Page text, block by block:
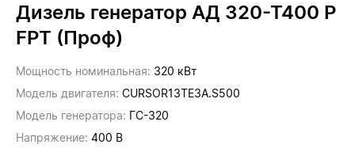
Дизель генератор АД 320-Т400 P
FPT (Проф)
Мощность номинальная: 320 кВт
Модель двигателя: CURSOR13TE3A.S500
Модель генератора: ГС-320
Напряжение: 400 В